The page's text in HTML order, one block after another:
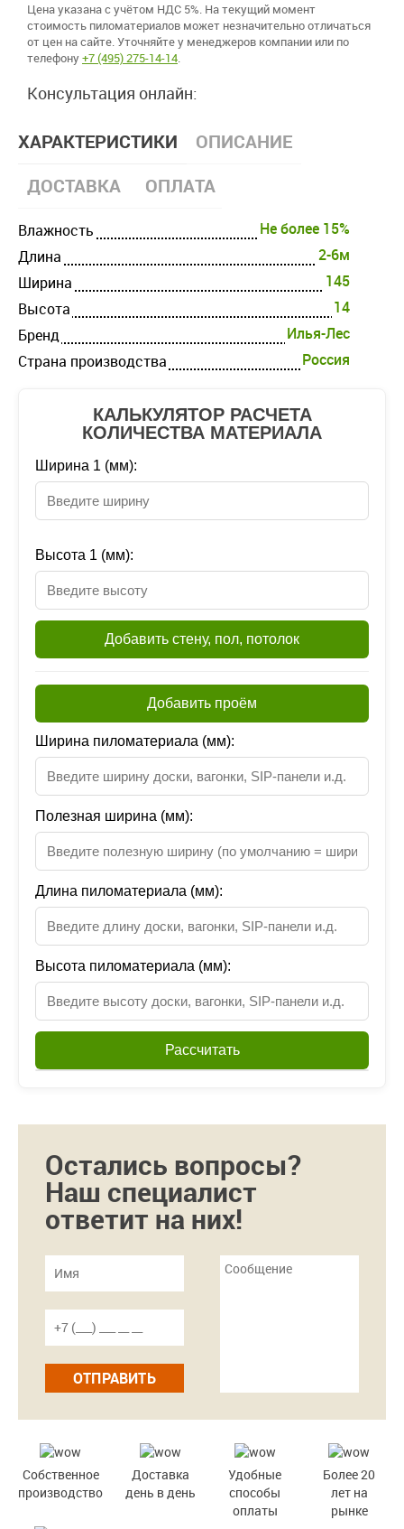
Цена указана с учётом НДС 5%. На текущий момент
стоимость пиломатериалов может незначительно отличаться
от цен на сайте. Уточняйте у менеджеров компании или по
телефону+7 (495) 275-14-14.
Консультация онлайн:
ХАРАКТЕРИСТИКИ
ОПИСАНИЕ
ДОСТАВКА
ОПЛАТА
Влажность
Не более 15%
Длина
2-6м
Ширина
145
Высота
14
Бренд
Илья-Лес
Страна производства
Россия
КАЛЬКУЛЯТОР РАСЧЕТА
КОЛИЧЕСТВА МАТЕРИАЛА
Ширина 1 (мм):
Высота 1 (мм):
Добавить стену, пол, потолок
Добавить проём
Ширина пиломатериала (мм):
Полезная ширина (мм):
Длина пиломатериала (мм):
Высота пиломатериала (мм):
Рассчитать
Остались вопросы?
Наш специалист
ответит на них!
ОТПРАВИТЬ
Собственное
производство
Доставка
день в день
Удобные
способы
оплаты
Более 20
лет на
рынке